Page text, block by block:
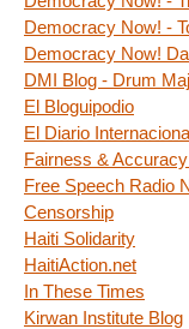
Democracy Now! -
Democracy Now!
DMI Blog - Drum
El Bloguipodio
El Diario
Fairness &
Free Speech Radio
Censorship
Haiti Solidarity
HaitiAction.net
In These Times
Kirwan Institute Blog